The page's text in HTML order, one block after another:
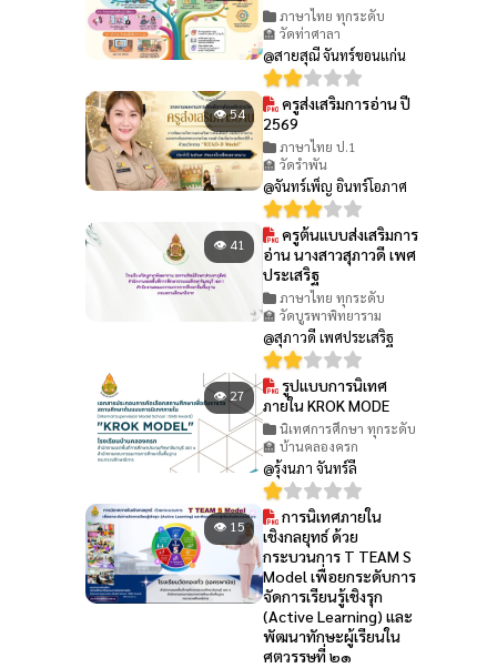
ภาษาไทย ทุกระดับ
🏫 วัดท่าศาลา
@สายสุณี จันทร์ขอนแก่น
👁 54
ครูส่งเสริมการอ่าน ปี
2569
ภาษาไทย ป.1
🏫 วัดรำพัน
@จันทร์เพ็ญ อินทร์โอภาศ
👁 41
ครูต้นแบบส่งเสริมการ
อ่าน นางสาวสุภาวดี เพศ
ประเสริฐ
ภาษาไทย ทุกระดับ
🏫 วัดบูรพาพิทยาราม
@สุภาวดี เพศประเสริฐ
👁 27
รูปแบบการนิเทศ
ภายใน KROK MODE
นิเทศการศึกษา ทุกระดับ
🏫 บ้านคลองครก
@รุ้งนภา จันทร์ลี
👁 15
การนิเทศภายใน
เชิงกลยุทธ์ ด้วย
กระบวนการ T TEAM S
Model เพื่อยกระดับการ
จัดการเรียนรู้เชิงรุก
(Active Learning) และ
พัฒนาทักษะผู้เรียนใน
ศตวรรษที่ ๒๑